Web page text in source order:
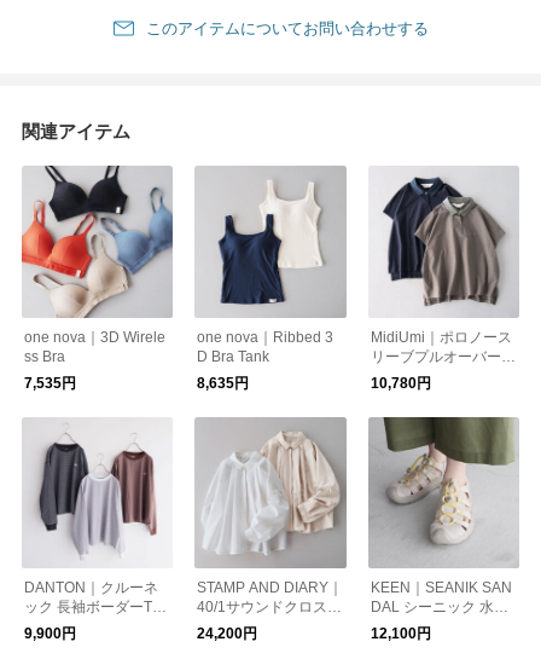
このアイテムについてお問い合わせする
関連アイテム
one nova｜3D Wirele
ss Bra
7,535円
one nova｜Ribbed 3
D Bra Tank
8,635円
MidiUmi｜ポロノース
リーブプルオーバー
【DM便発送可能】
10,780円
DANTON｜クルーネ
ック 長袖ボーダーTシ
ャツ【DM便発送可
能】
9,900円
STAMP AND DIARY｜
40/1サウンドクロス
タックブラウス
24,200円
KEEN｜SEANIK SAN
DAL シーニック 水陸
両用サンダル
12,100円